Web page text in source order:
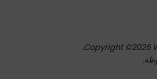
Copyright ©2026